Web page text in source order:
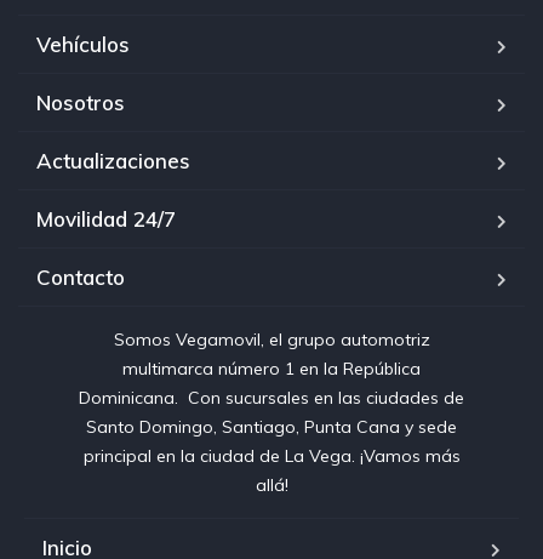
Vehículos
Nosotros
Actualizaciones
Movilidad 24/7
Contacto
Somos Vegamovil, el grupo automotriz
multimarca número 1 en la República
Dominicana⁣. ⁣ Con sucursales en las ciudades de
Santo Domingo, Santiago, Punta Cana y sede
principal en la ciudad de La Vega. ¡Vamos más
allá!
Inicio